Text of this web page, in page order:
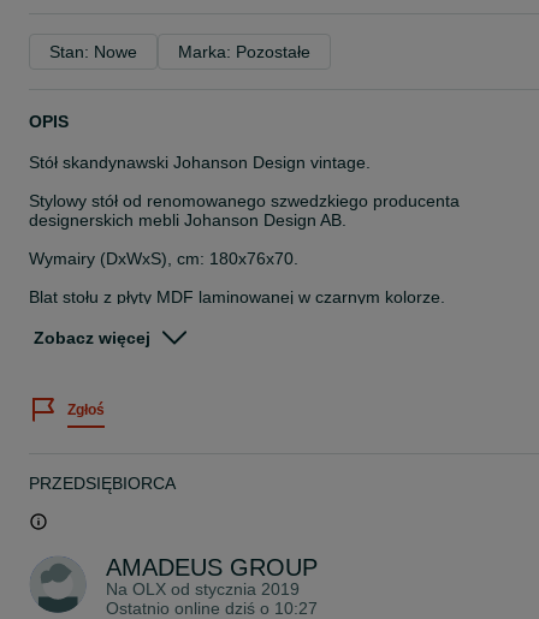
Stan: Nowe Marka: Pozostałe
OPIS
Stół skandynawski Johanson Design vintage.
Stylowy stół od renomowanego szwedzkiego producenta
designerskich mebli Johanson Design AB.
Wymairy (DxWxS), cm: 180x76x70.
Blat stołu z płyty MDF laminowanej w czarnym kolorze.
Grubość blatu, mm: 25.
Stół nadaje się do wykorzystania zarówno jak w domu (salon,
jadalnia, pokój dzienny), tak i w biurze (sala konferencyjna, sala
Stan: nowy (powystawowy).
Możliwa dostawa na terenie Warszawy i okolic, zarówno jak
Przy zakupie od 1000 zł dostawa na terenie Warszawy i okolic
GRATIS.
Zobacz więcej
Zgłoś
PRZEDSIĘBIORCA
AMADEUS GROUP
Na OLX od stycznia 2019
Ostatnio online dziś o 10:27